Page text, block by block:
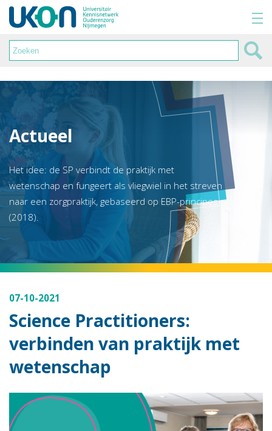
Actueel
Het idee: de SP verbindt de praktijk met
wetenschap en fungeert als vliegwiel in het streven
naar een zorgpraktijk, gebaseerd op EBP-principes
(2018).
07-10-2021
Science Practitioners:
verbinden van praktijk met
wetenschap